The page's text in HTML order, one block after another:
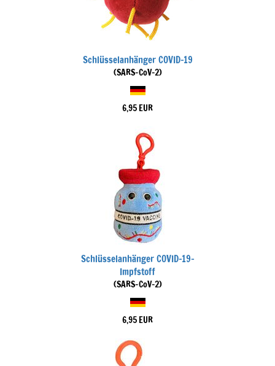
Schlüsselanhänger COVID-19
(SARS-CoV-2)
6,95 EUR
Schlüsselanhänger COVID-19-
Impfstoff
(SARS-CoV-2)
6,95 EUR